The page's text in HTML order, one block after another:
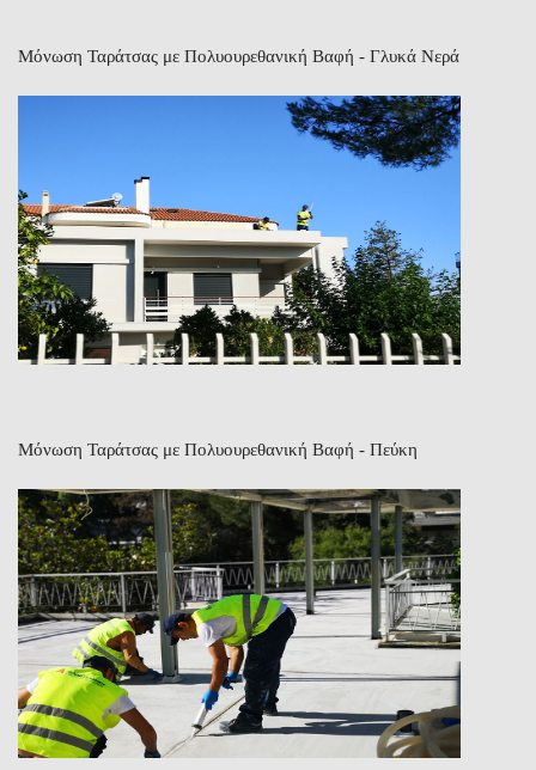
Μόνωση Ταράτσας με Πολυουρεθανική Βαφή - Γλυκά Νερά
Μόνωση Ταράτσας με Πολυουρεθανική Βαφή - Πεύκη